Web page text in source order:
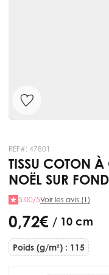
REF#: 47801
TISSU COTON
NOËL SUR
5.00/5Voir les avis (1)
0,72 € / 10 cm
Poids (g/m²) : 115